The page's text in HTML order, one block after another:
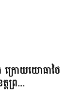
ក្រោយយោធាថៃ
ព្រ...